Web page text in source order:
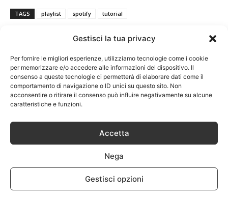
Gestisci la tua privacy
Per fornire le migliori esperienze, utilizziamo tecnologie come i cookie
per memorizzare e/o accedere alle informazioni del dispositivo. Il
consenso a queste tecnologie ci permetterà di elaborare dati come il
comportamento di navigazione o ID unici su questo sito. Non
acconsentire o ritirare il consenso può influire negativamente su alcune
caratteristiche e funzioni.
Accetta
Nega
Gestisci opzioni
TAGS playlist spotify tutorial
ARTICOLI CORRELATI ALTRO DALL'AUTORE
Switch al Pc